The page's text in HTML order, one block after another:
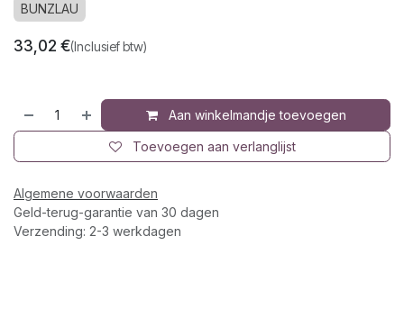
BUNZLAU
33,02 €(Inclusief btw)
Aan winkelmandje toevoegen
Toevoegen aan verlanglijst
Algemene voorwaarden
Geld-terug-garantie van 30 dagen
Verzending: 2-3 werkdagen